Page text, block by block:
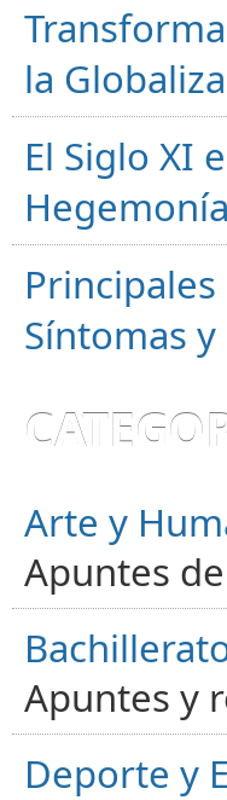
la
El Siglo XI
Síntomas
Arte y
Apuntes
Apuntes y
Deporte y